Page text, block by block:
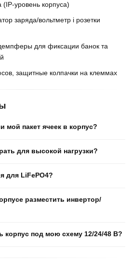
уровень корпуса)
заряда/вольтметр і розетки
для фиксации банок та
защитные колпачки на клеммах
мой пакет ячеек в корпус?
для высокой нагрузки?
для LiFePO4?
разместить инвертор/
корпус под мою схему 12/24/48 В?